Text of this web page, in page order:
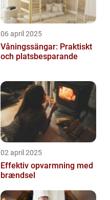
06 april 2025
Våningssängar: Praktiskt
och platsbesparande
02 april 2025
Effektiv opvarmning med
brændsel